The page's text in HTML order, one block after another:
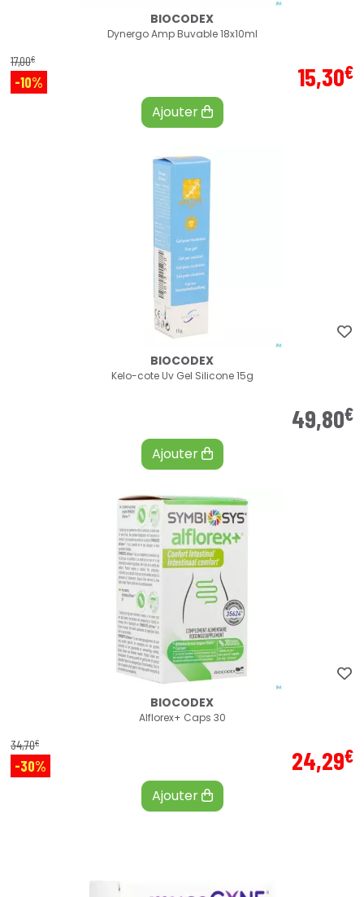
BIOCODEX
Dynergo Amp Buvable 18x10ml
17,00€
-10% 15,30€
Ajouter
BIOCODEX
Kelo-cote Uv Gel Silicone 15g
49,80€
Ajouter
BIOCODEX
Alflorex+ Caps 30
34,70€
-30% 24,29€
Ajouter